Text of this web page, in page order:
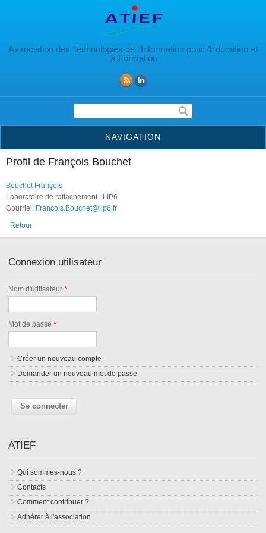
Association des Technologies de l’Information pour l’Education et
la Formation
Formulaire de recherche
NAVIGATION
Profil de François Bouchet
Bouchet François
Laboratoire de rattachement : LIP6
Courriel: Francois.Bouchet@lip6.fr
Retour
Connexion utilisateur
Nom d'utilisateur*
Mot de passe*
Créer un nouveau compte
Demander un nouveau mot de passe
ATIEF
Qui sommes-nous ?
Contacts
Comment contribuer ?
Adhérer à l'association